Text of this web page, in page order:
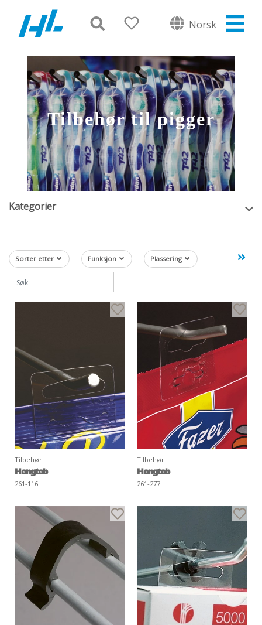
Norsk
Tilbehør til pigger
Kategorier
Sorter etter Funksjon Plassering
Tilbehør
Hangtab
261-116
Tilbehør
Hangtab
261-277